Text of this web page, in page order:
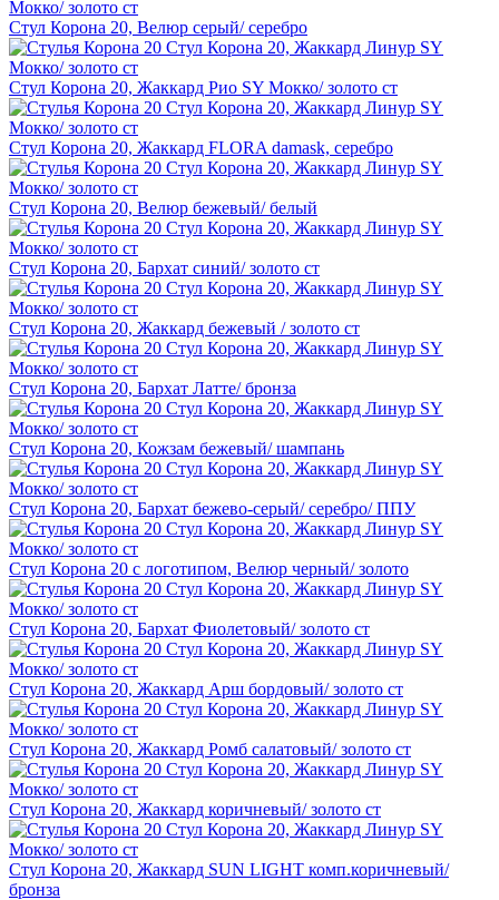
Стул Корона 20, Велюр серый/ серебро
Стул Корона 20, Жаккард Рио SY Мокко/ золото ст
Стул Корона 20, Жаккард FLORA damask, серебро
Стул Корона 20, Велюр бежевый/ белый
Стул Корона 20, Бархат синий/ золото ст
Стул Корона 20, Жаккард бежевый / золото ст
Стул Корона 20, Бархат Латте/ бронза
Стул Корона 20, Кожзам бежевый/ шампань
Стул Корона 20, Бархат бежево-серый/ серебро/ ППУ
Стул Корона 20 с логотипом, Велюр черный/ золото
Стул Корона 20, Бархат Фиолетовый/ золото ст
Стул Корона 20, Жаккард Арш бордовый/ золото ст
Стул Корона 20, Жаккард Ромб салатовый/ золото ст
Стул Корона 20, Жаккард коричневый/ золото ст
Стул Корона 20, Жаккард SUN LIGHT комп.коричневый/
бронза